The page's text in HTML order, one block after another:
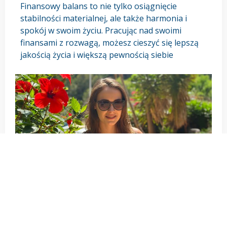
Finansowy balans to nie tylko osiągnięcie
stabilności materialnej, ale także harmonia i
spokój w swoim życiu. Pracując nad swoimi
finansami z rozwagą, możesz cieszyć się lepszą
jakością życia i większą pewnością siebie